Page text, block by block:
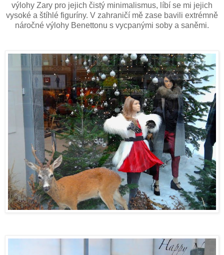
výlohy Zary pro jejich čistý minimalismus, líbí se mi jejich
vysoké a štíhlé figuríny. V zahraničí mě zase bavili extrémně
náročné výlohy Benettonu s vycpanými soby a saněmi.